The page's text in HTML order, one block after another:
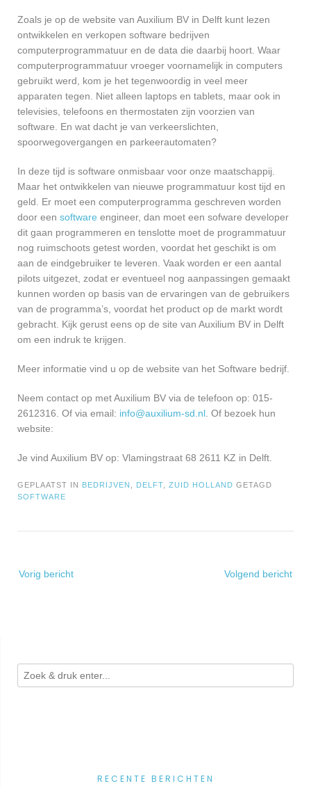
Zoals je op de website van Auxilium BV in Delft kunt lezen
ontwikkelen en verkopen software bedrijven
computerprogrammatuur en de data die daarbij hoort. Waar
computerprogrammatuur vroeger voornamelijk in computers
gebruikt werd, kom je het tegenwoordig in veel meer
apparaten tegen. Niet alleen laptops en tablets, maar ook in
televisies, telefoons en thermostaten zijn voorzien van
software. En wat dacht je van verkeerslichten,
spoorwegovergangen en parkeerautomaten?
In deze tijd is software onmisbaar voor onze maatschappij.
Maar het ontwikkelen van nieuwe programmatuur kost tijd en
geld. Er moet een computerprogramma geschreven worden
door een software engineer, dan moet een sofware developer
dit gaan programmeren en tenslotte moet de programmatuur
nog ruimschoots getest worden, voordat het geschikt is om
aan de eindgebruiker te leveren. Vaak worden er een aantal
pilots uitgezet, zodat er eventueel nog aanpassingen gemaakt
kunnen worden op basis van de ervaringen van de gebruikers
van de programma’s, voordat het product op de markt wordt
gebracht. Kijk gerust eens op de site van Auxilium BV in Delft
om een indruk te krijgen.
Meer informatie vind u op de website van het Software bedrijf.
Neem contact op met Auxilium BV via de telefoon op: 015-
2612316. Of via email: info@auxilium-sd.nl . Of bezoek hun
website:
Je vind Auxilium BV op: Vlamingstraat 68 2611 KZ in Delft.
GEPLAATST IN BEDRIJVEN DELFT ZUID HOLLAND GETAGD
SOFTWARE
navigatie
Vorig bericht Volgend bericht
RECENTE BERICHTEN